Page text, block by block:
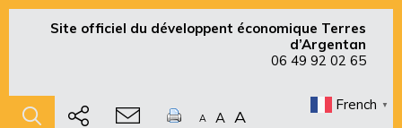
Site officiel du développent économique Terres
d’Argentan
06 49 92 02 65
A A A
French ▼